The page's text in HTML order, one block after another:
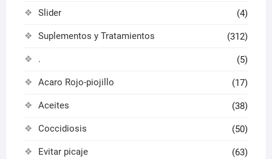
Slider (4)
Suplementos y Tratamientos (312)
. (5)
Acaro Rojo-piojillo (17)
Aceites (38)
Coccidiosis (50)
Evitar picaje (63)